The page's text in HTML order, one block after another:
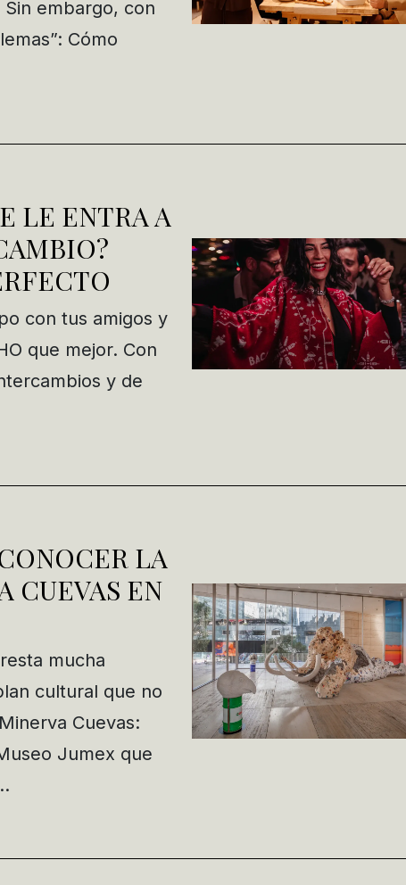
embargo, con
Cómo
LE ENTRA A
con tus amigos y
que mejor. Con
y de
LA
CUEVAS EN
mucha
cultural que no
Cuevas:
Jumex que